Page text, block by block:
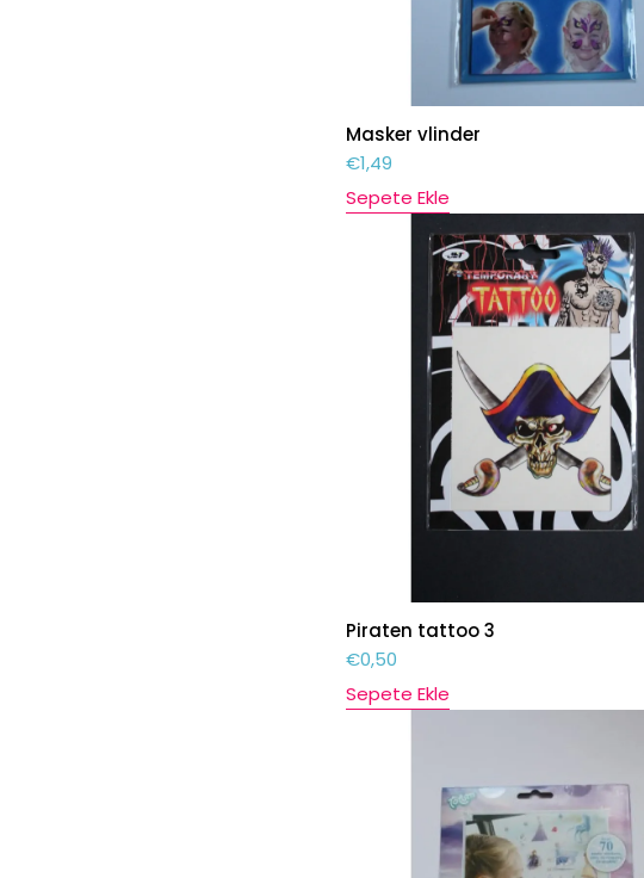
Masker vlinder
€1,49
Sepete Ekle
Piraten tattoo 3
€0,50
Sepete Ekle